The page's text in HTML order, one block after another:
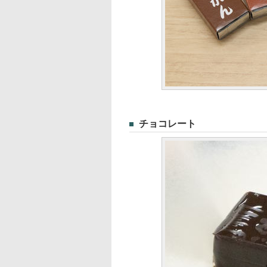
チョコレート